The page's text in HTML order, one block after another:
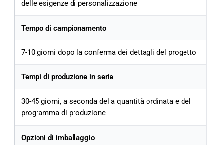
delle esigenze di personalizzazione
Tempo di campionamento
7-10 giorni dopo la conferma dei dettagli del progetto
Tempi di produzione in serie
30-45 giorni, a seconda della quantità ordinata e del
programma di produzione
Opzioni di imballaggio